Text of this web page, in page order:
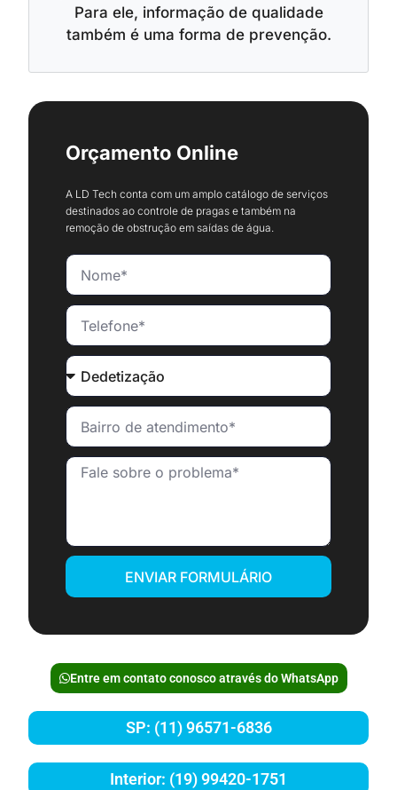
Para ele, informação de qualidade
também é uma forma de prevenção.
Orçamento Online
A LD Tech conta com um amplo catálogo de serviços
destinados ao controle de pragas e também na
remoção de obstrução em saídas de água.
ENVIAR FORMULÁRIO
Entre em contato conosco através do WhatsApp
SP: (11) 96571-6836
Interior: (19) 99420-1751